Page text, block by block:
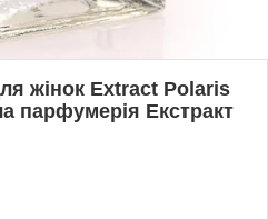
жінок Extract Polaris
парфумерія Екстракт